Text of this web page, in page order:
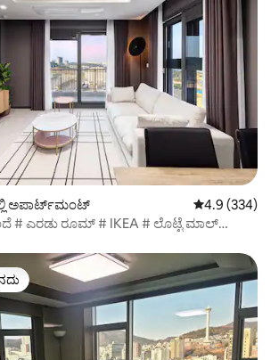
기장읍 ನಲ್ಲಿ ಅಪಾರ್ಟ್‌ಮಂಟ್ 5 ರಲ್ಲಿ 4.9
4.9 (334)
# ಎರಡು ರೂಮ್ # IKEA # ಲೊಟ್ಟೆ ಮಾಲ್